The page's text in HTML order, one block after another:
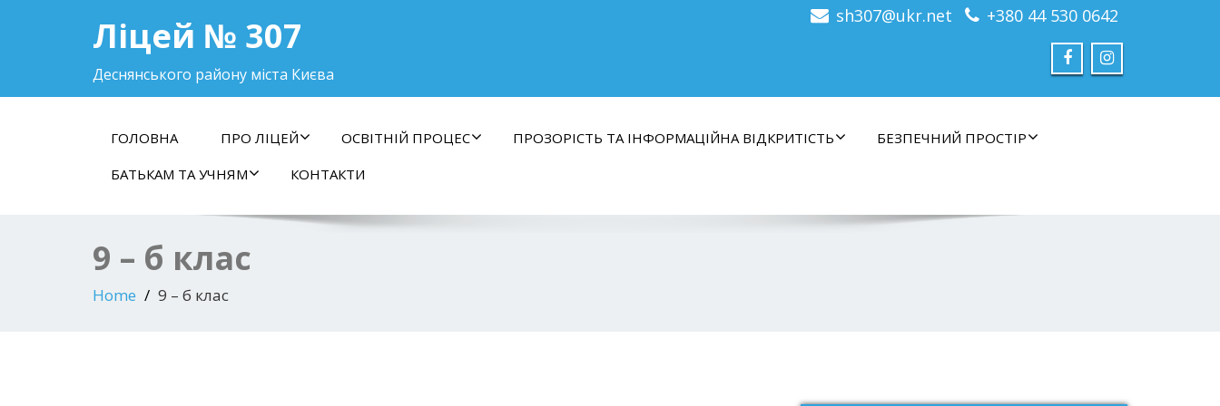
Ліцей № 307
Деснянського району міста Києва
sh307@ukr.net +380 44 530 0642
ГОЛОВНА ПРО ЛІЦЕЙ ОСВІТНІЙ ПРОЦЕС ПРОЗОРІСТЬ ТА ІНФОРМАЦІЙНА ВІДКРИТІСТЬ
БЕЗПЕЧНИЙ ПРОСТІР
БАТЬКАМ ТА УЧНЯМ
КОНТАКТИ
9 – б клас
Home 9 – б клас